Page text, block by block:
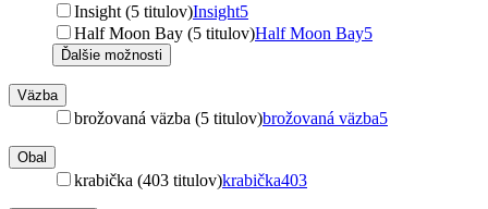
Insight (5 titulov)Insight5
Half Moon Bay (5 titulov)Half Moon Bay5
Ďalšie možnosti
Väzba
brožovaná väzba (5 titulov)brožovaná väzba5
Obal
krabička (403 titulov)krabička403